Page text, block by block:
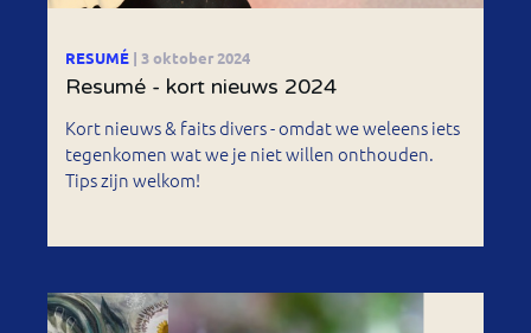
RESUMÉ | 3 oktober 2024
Resumé - kort nieuws 2024
Kort nieuws & faits divers - omdat we weleens iets
tegenkomen wat we je niet willen onthouden.
Tips zijn welkom!